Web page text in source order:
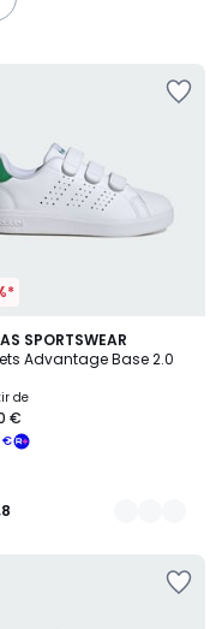
SPORTSWEAR
Advantage Base 2.0
de
€
€